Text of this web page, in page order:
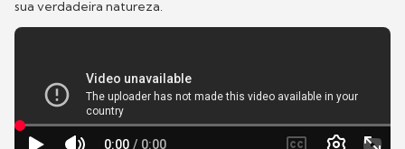
sua verdadeira natureza.